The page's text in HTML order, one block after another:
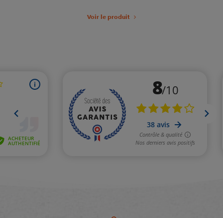
Voir le produit